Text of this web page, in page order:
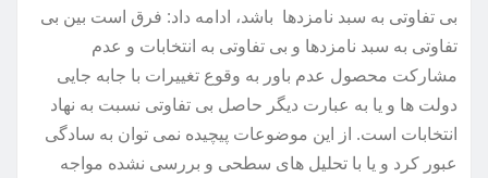
بی تفاوتی به سبد نامزدها باشد، ادامه داد: فرق است بین بی
تفاوتی به سبد نامزدها و بی تفاوتی به انتخابات و عدم
مشارکت محصول عدم باور به وقوع تغییرات با جابه جایی
دولت ها و یا به عبارت دیگر حاصل بی تفاوتی نسبت به نهاد
انتخابات است. از این موضوعات پیچیده نمی توان به سادگی
عبور کرد و یا با تحلیل های سطحی و بررسی نشده مواجه